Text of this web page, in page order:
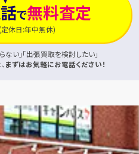
で無料査定
定休日:年中無休)
ない」「出張買取を検討したい」
まずはお気軽にお電話ください！